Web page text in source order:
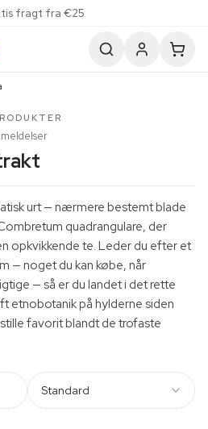
fragt fra €25
urt — nærmere bestemt blade
quadrangulare, der
opkvikkende te. Leder du efter et
— noget du kan købe, når
— så er du landet i det rette
etnobotanik på hylderne siden
favorit blandt de trofaste
Standard